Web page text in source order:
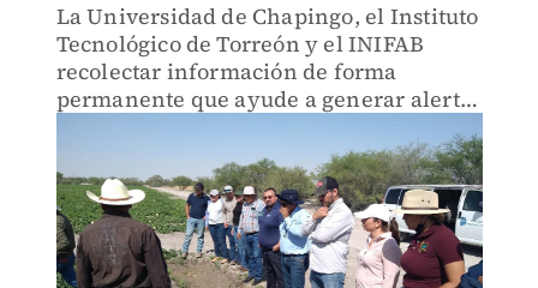
La Universidad de Chapingo, el Instituto
Tecnológico de Torreón y el INIFAB
recolectar información de forma
permanente que ayude a generar alertas
tempranas en temas como la sequía.